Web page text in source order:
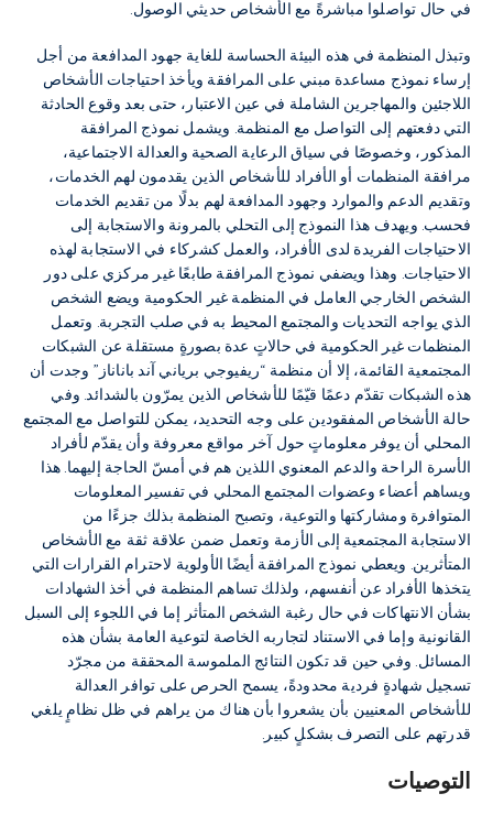
في حال تواصلوا مباشرةً مع الأشخاص حديثي الوصول.
وتبذل المنظمة في هذه البيئة الحساسة للغاية جهود المدافعة من أجل
إرساء نموذج مساعدة مبني على المرافقة ويأخذ احتياجات الأشخاص
اللاجئين والمهاجرين الشاملة في عين الاعتبار، حتى بعد وقوع الحادثة
التي دفعتهم إلى التواصل مع المنظمة. ويشمل نموذج المرافقة
المذكور، وخصوصًا في سياق الرعاية الصحية والعدالة الاجتماعية،
مرافقة المنظمات أو الأفراد للأشخاص الذين يقدمون لهم الخدمات،
وتقديم الدعم والموارد وجهود المدافعة لهم بدلًا من تقديم الخدمات
فحسب. ويهدف هذا النموذج إلى التحلي بالمرونة والاستجابة إلى
الاحتياجات الفريدة لدى الأفراد، والعمل كشركاء في الاستجابة لهذه
الاحتياجات. وهذا ويضفي نموذج المرافقة طابعًا غير مركزي على دور
الشخص الخارجي العامل في المنظمة غير الحكومية ويضع الشخص
الذي يواجه التحديات والمجتمع المحيط به في صلب التجربة. وتعمل
المنظمات غير الحكومية في حالاتٍ عدة بصورةٍ مستقلة عن الشبكات
المجتمعية القائمة، إلا أن منظمة “ريفيوجي برياني آند باناناز” وجدت أن
هذه الشبكات تقدّم دعمًا قيّمًا للأشخاص الذين يمرّون بالشدائد. وفي
حالة الأشخاص المفقودين على وجه التحديد، يمكن للتواصل مع المجتمع
المحلي أن يوفر معلوماتٍ حول آخر مواقع معروفة وأن يقدّم لأفراد
الأسرة الراحة والدعم المعنوي اللذين هم في أمسّ الحاجة إليهما. هذا
ويساهم أعضاء وعضوات المجتمع المحلي في تفسير المعلومات
المتوافرة ومشاركتها والتوعية، وتصبح المنظمة بذلك جزءًا من
الاستجابة المجتمعية إلى الأزمة وتعمل ضمن علاقة ثقة مع الأشخاص
المتأثرين. ويعطي نموذج المرافقة أيضًا الأولوية لاحترام القرارات التي
يتخذها الأفراد عن أنفسهم، ولذلك تساهم المنظمة في أخذ الشهادات
بشأن الانتهاكات في حال رغبة الشخص المتأثر إما في اللجوء إلى السبل
القانونية وإما في الاستناد لتجاربه الخاصة لتوعية العامة بشأن هذه
المسائل. وفي حين قد تكون النتائج الملموسة المحققة من مجرّد
تسجيل شهادةٍ فردية محدودةً، يسمح الحرص على توافر العدالة
للأشخاص المعنيين بأن يشعروا بأن هناك من يراهم في ظل نظامٍ يلغي
قدرتهم على التصرف بشكلٍ كبير.
التوصيات